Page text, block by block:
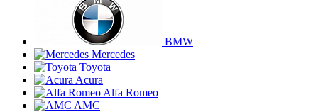
BMW
Mercedes
Toyota
Acura
Alfa Romeo
AMC